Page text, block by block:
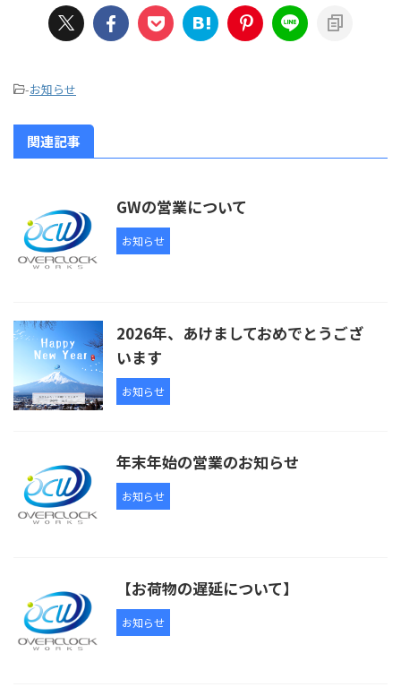
-お知らせ
関連記事
GWの営業について
お知らせ
2026年、あけましておめでとうござ
います
お知らせ
年末年始の営業のお知らせ
お知らせ
【お荷物の遅延について】
お知らせ